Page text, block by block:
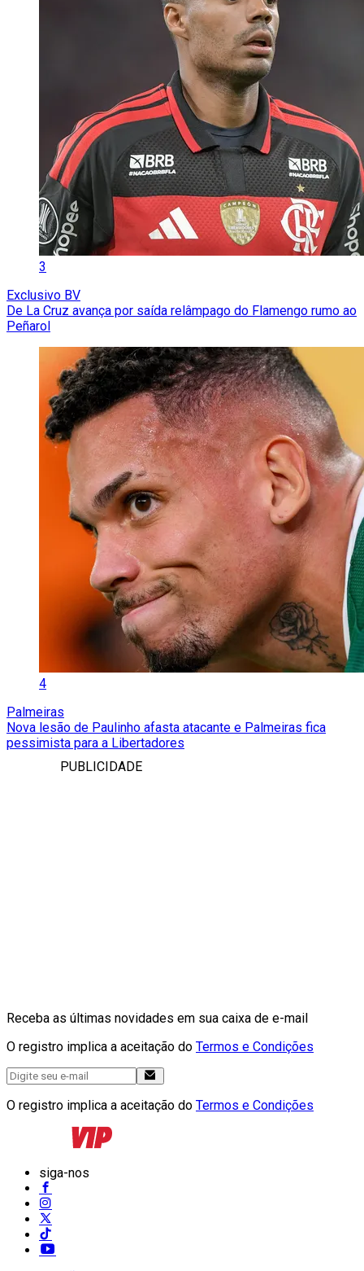
3
Exclusivo BV
De La Cruz avança por saída relâmpago do Flamengo rumo ao
Peñarol
4
Palmeiras
Nova lesão de Paulinho afasta atacante e Palmeiras fica
pessimista para a Libertadores
PUBLICIDADE
Receba as últimas novidades em sua caixa de e-mail
O registro implica a aceitação do Termos e Condições
O registro implica a aceitação do Termos e Condições
siga-nos